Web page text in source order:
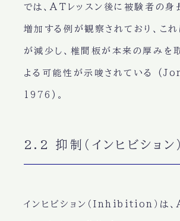
では、ATレッスン後に被験者の身
増加する例が観察されており、こ
が減少し、椎間板が本来の厚みを
よる可能性が示唆されている
1976)。
2.2 抑制（インヒビション）
インヒビション（Inhibition）は、